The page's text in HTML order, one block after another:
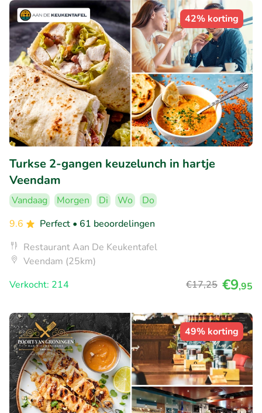
42% korting
Turkse 2-gangen keuzelunch in hartje
Veendam
Vandaag Morgen Di Wo
Do
9.6
Perfect • 61 beoordelingen
Restaurant Aan De Keukentafel
Veendam (25km)
Verkocht: 214
€17,25 €9,95
49% korting